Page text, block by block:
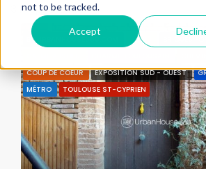
not to be tracked.
Accept
3 Propriétés
BY URBANHOUSE360.COM 31300
BRIQUES
COUP DE COEUR
EXPOSITION SUD - OUEST
MÉTRO
TOULOUSE ST-CYPRIEN